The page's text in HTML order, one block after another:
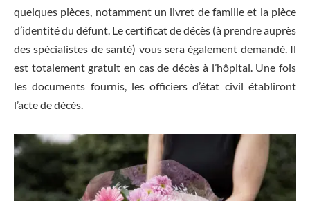
quelques pièces, notamment un livret de famille et la pièce
d’identité du défunt. Le certificat de décès (à prendre auprès
des spécialistes de santé) vous sera également demandé. Il
est totalement gratuit en cas de décès à l’hôpital. Une fois
les documents fournis, les officiers d’état civil établiront
l’acte de décès.